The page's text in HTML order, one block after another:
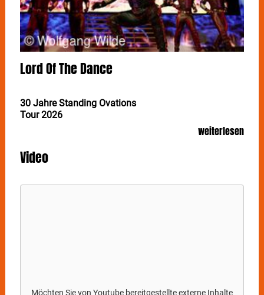
Lord Of The Dance
30 Jahre Standing Ovations
Tour 2026
LORD OF THE DANCE ist die erfolgreichste tourende
Tanzshow der Geschichte: Am 9. Mai 2026 feiert das
Spektakel in der Stuttgarter Porsche-Arena ihr 30-
stellen. Und was fast alle für unmöglich hielten,
weiterlesen
Video
Möchten Sie von Youtubebereitgestellte externe Inhalte